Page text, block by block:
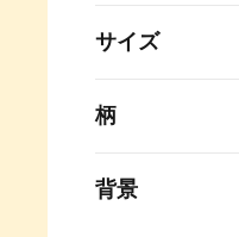
サイズ
柄
背景